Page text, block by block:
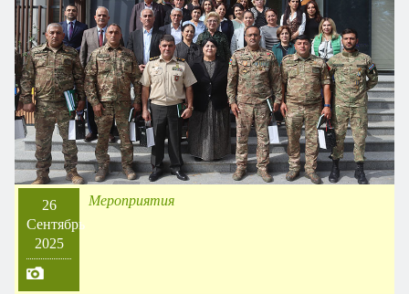
26
Сентябрь
2025
Мероприятия